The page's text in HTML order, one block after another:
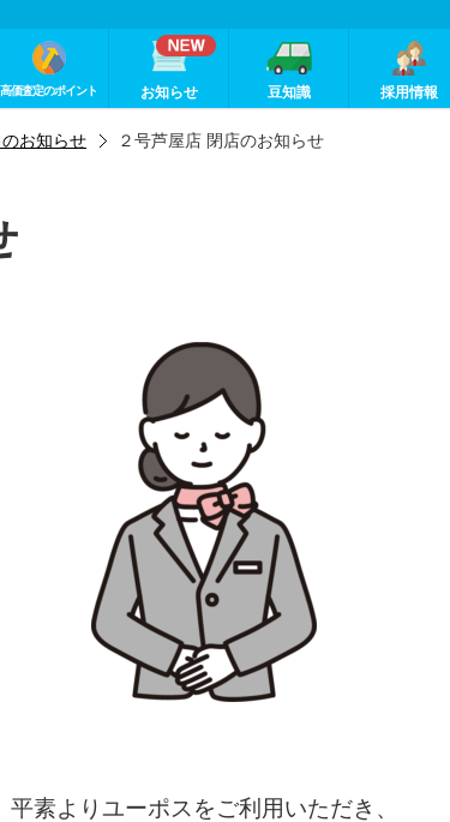
高価査定のポイント お知らせ 豆知識 採用情報
お知らせ ２号芦屋店 閉店のお知らせ
平素よりユーポスをご利用いただき、